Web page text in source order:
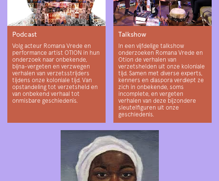
Podcast
Volg acteur Romana Vrede en
performance artist OTION in hun
onderzoek naar onbekende,
bijna-vergeten en verzwegen
verhalen van verzetsstrijders
tijdens onze koloniale tijd. Van
opstandeling tot verzetsheld en
van onbekend verhaal tot
onmisbare geschiedenis.
Talkshow
In een vijfdelige talkshow
onderzoeken Romana Vrede en
Otion de verhalen van
verzetshelden uit onze koloniale
tijd. Samen met diverse experts,
kenners en diaspora verdiept ze
zich in onbekende, soms
incomplete, en vergeten
verhalen van deze bijzondere
sleutelfiguren uit onze
geschiedenis.